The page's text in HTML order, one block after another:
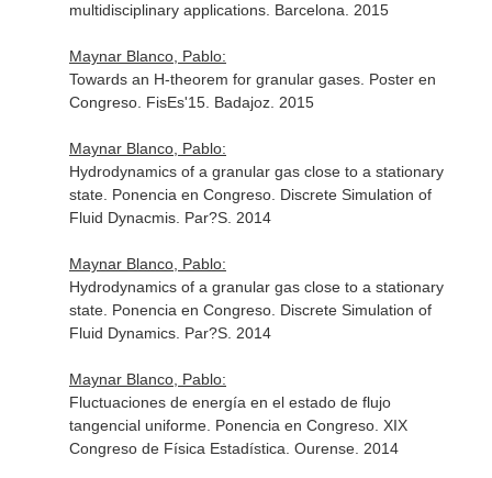
multidisciplinary applications. Barcelona. 2015
Maynar Blanco, Pablo:
Towards an H-theorem for granular gases. Poster en
Congreso. FisEs'15. Badajoz. 2015
Maynar Blanco, Pablo:
Hydrodynamics of a granular gas close to a stationary
state. Ponencia en Congreso. Discrete Simulation of
Fluid Dynacmis. Par?S. 2014
Maynar Blanco, Pablo:
Hydrodynamics of a granular gas close to a stationary
state. Ponencia en Congreso. Discrete Simulation of
Fluid Dynamics. Par?S. 2014
Maynar Blanco, Pablo:
Fluctuaciones de energía en el estado de flujo
tangencial uniforme. Ponencia en Congreso. XIX
Congreso de Física Estadística. Ourense. 2014